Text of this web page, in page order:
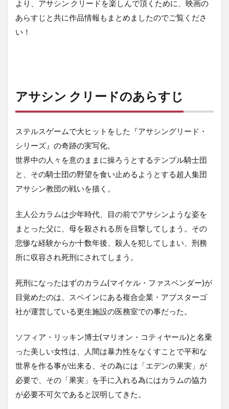
より、アサシン クリードを楽しんで頂くために、映画の
あらすじと共に作品情報もまとめましたのでご覧くださ
い！
アサシン クリードのあらすじ
ステルスゲームで大ヒットをした『アサシングリード・
シリーズ』の奇跡の実写化。
世界中の人々を意のままに操ろうとするテンプル騎士団
と、その騎士団の野望を食い止めるようとする超人集団
アサシン教団の戦いを描く。
主人公カラムは少年時代、目の前でアサシンような姿を
まとった父に、母を殺される所を目撃してしまう。その
悲惨な経験からか十数年後、殺人を犯してしまい、刑務
所に収容され死刑にされてしまう。
死刑になったはずのカラム(マイケル・ファスベンダー)が
目覚めたのは、スペインにある複合企業・アブスターゴ
社が運営している更生施設の医務室での事だった。
ソフィア・リッキン博士(マリオン・コティヤール)と名乗
った美しい女性は、人間は暴力性をなくすことで平和な
世界を作る事が出来る、その為には「エデンの果実」が
必要で、その「果実」を手に入れる為にはカラムの協力
が必要不可欠であると説明してきた。